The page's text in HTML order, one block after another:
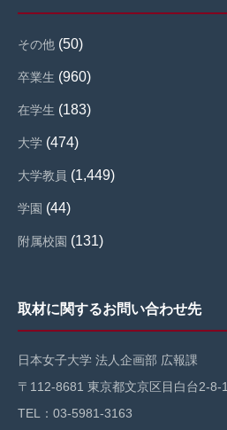
その他 (50)
卒業生 (960)
在学生 (183)
大学 (474)
大学教員 (1,449)
学園 (44)
附属校園 (131)
取材に関するお問い合わせ先
日本女子大学 法人企画部 広報課
〒112-8681 東京都文京区目白台2-8-1
TEL：03-5981-3163